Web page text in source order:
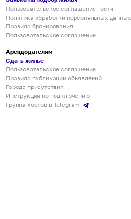
Пользовательское соглашение гостя
Политика обработки персональных данных
Правила бронирования
Пользовательское соглашение
Арендодателям
Сдать жилье
Пользовательское соглашение
Правила публикации объявлений
Города присутствия
Инструкция по подключению
Группа хостов в Telegram